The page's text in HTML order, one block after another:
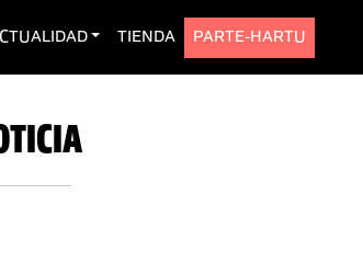
TIENDA
PARTE-HARTU